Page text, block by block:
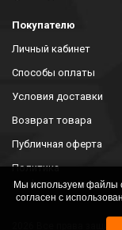
Покупателю
Личный кабинет
Способы оплаты
Условия доставки
Возврат товара
Публичная оферта
Политика
конфиденциальности
2026 Все права
Мы используем файлы
согласен с